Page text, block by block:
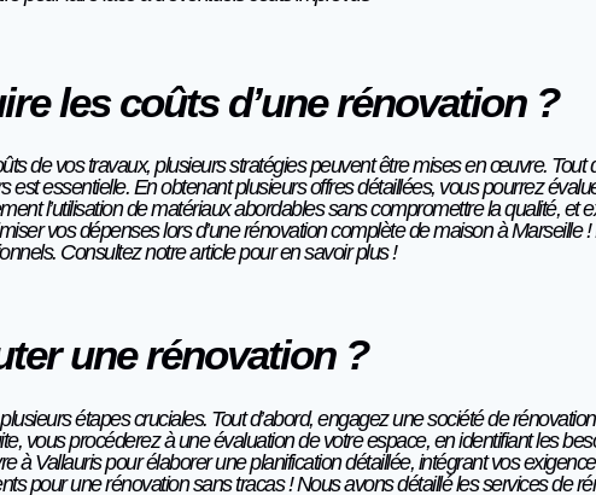
les coûts d’une rénovation ?
de vos travaux, plusieurs stratégies peuvent être mises en œuvre. Tout
essentielle. En obtenant plusieurs offres détaillées, vous pourrez
l’utilisation de matériaux abordables sans compromettre la qualité, et
vos dépenses lors d’une rénovation complète de maison à Marseille
Consultez notre article pour en savoir plus!
une rénovation ?
étapes cruciales. Tout d’abord, engagez une société de
vous procéderez à une évaluation de votre espace, en identifiant les
à Vallauris pour élaborer une planification détaillée, intégrant vos
pour une rénovation sans tracas ! Nous avons détaillé les services de